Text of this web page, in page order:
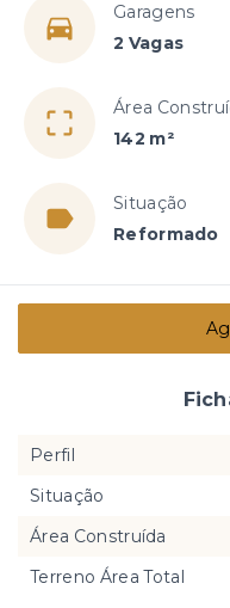
Garagens
2 Vagas
Área
142 m²
Situação
Reformado
Perfil
Situação
Área Construída
Terreno Área Total